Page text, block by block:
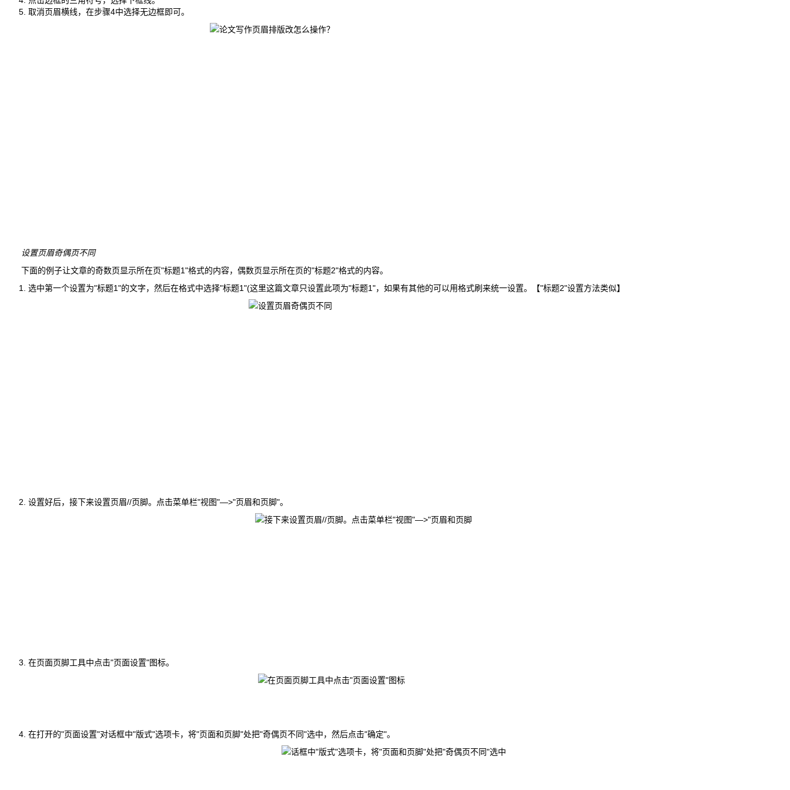
取消页眉横线，在步骤4中选择无边框即可。
设置页眉奇偶页不同
下面的例子让文章的奇数页显示所在页"标题1"格式的内容，偶数页显示所在页的"标题2"格式的内容。
选中第一个设置为"标题1"的文字，然后在格式中选择"标题1"(这里这篇文章只设置此项为"标题1"，如果有其他的可以用格式刷来统一设置。【"标题2"设置方法类似】
设置好后，接下来设置页眉//页脚。点击菜单栏"视图"—>"页眉和页脚"。
在页面页脚工具中点击"页面设置"图标。
在打开的"页面设置"对话框中"版式"选项卡，将"页面和页脚"处把"奇偶页不同"选中，然后点击"确定"。